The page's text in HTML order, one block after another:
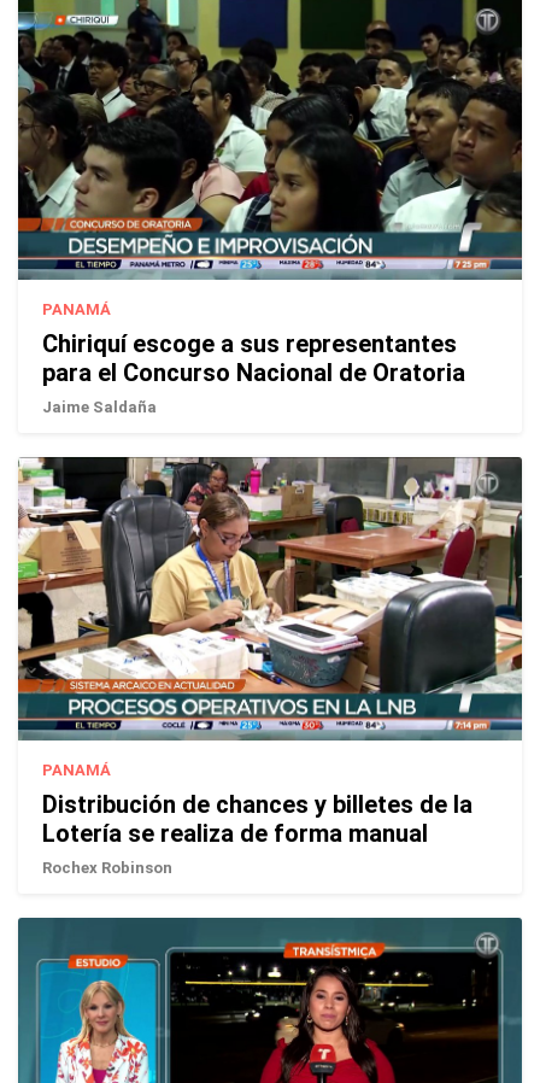
PANAMÁ
Chiriquí escoge a sus representantes
para el Concurso Nacional de Oratoria
Jaime Saldaña
PANAMÁ
Distribución de chances y billetes de la
Lotería se realiza de forma manual
Rochex Robinson